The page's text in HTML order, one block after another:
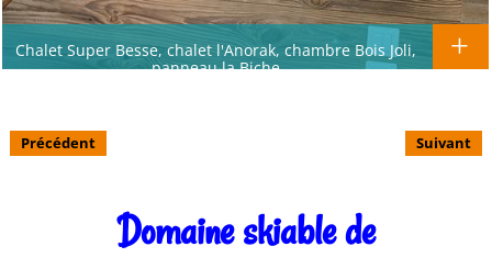
Chalet Super Besse, chalet l'Anorak, chambre Bois Joli,
panneau la Biche
Précédent Suivant
Domaine skiable de